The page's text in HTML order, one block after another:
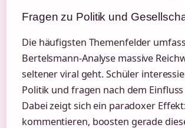
Fragen zu Politik und
Die häufigsten Themenfelder
Bertelsmann-Analyse massive
seltener viral geht. Schüler
Politik und fragen nach dem
Dabei zeigt sich ein paradoxer
kommentieren, boosten gerade